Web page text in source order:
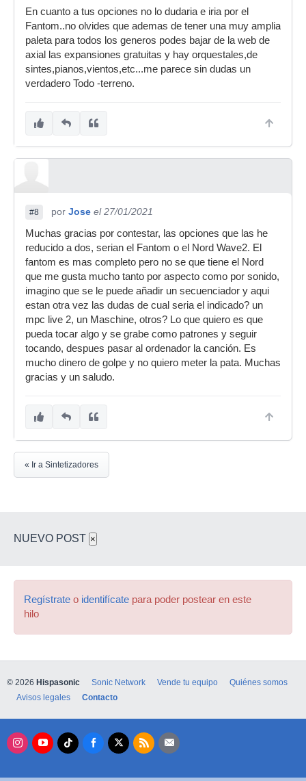
En cuanto a tus opciones no lo dudaria e iria por el
Fantom..no olvides que ademas de tener una muy amplia
paleta para todos los generos podes bajar de la web de
axial las expansiones gratuitas y hay orquestales,de
sintes,pianos,vientos,etc...me parece sin dudas un
verdadero Todo -terreno.
#8 por Jose el 27/01/2021
Muchas gracias por contestar, las opciones que las he
reducido a dos, serian el Fantom o el Nord Wave2. El
fantom es mas completo pero no se que tiene el Nord
que me gusta mucho tanto por aspecto como por sonido,
imagino que se le puede añadir un secuenciador y aqui
estan otra vez las dudas de cual seria el indicado? un
mpc live 2, un Maschine, otros? Lo que quiero es que
pueda tocar algo y se grabe como patrones y seguir
tocando, despues pasar al ordenador la canción. Es
mucho dinero de golpe y no quiero meter la pata. Muchas
gracias y un saludo.
« Ir a Sintetizadores
NUEVO POST ×
Regístrate o identifícate para poder postear en este
hilo
© 2026 Hispasonic Sonic Network Vende tu equipo
Quiénes somos
Avisos legales
Contacto